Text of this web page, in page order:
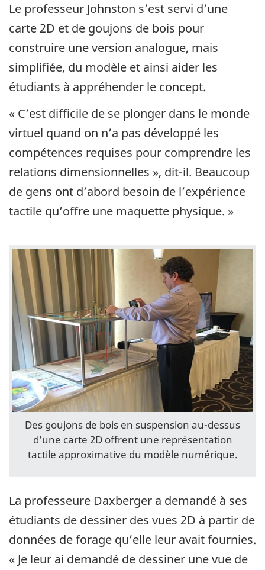
Le professeur Johnston s’est servi d’une
carte 2D et de goujons de bois pour
construire une version analogue, mais
simplifiée, du modèle et ainsi aider les
étudiants à appréhender le concept.
« C’est difficile de se plonger dans le monde
virtuel quand on n’a pas développé les
compétences requises pour comprendre les
relations dimensionnelles », dit-il. Beaucoup
de gens ont d’abord besoin de l’expérience
tactile qu’offre une maquette physique. »
Des goujons de bois en suspension au-dessus
d’une carte 2D offrent une représentation
tactile approximative du modèle numérique.
La professeure Daxberger a demandé à ses
étudiants de dessiner des vues 2D à partir de
données de forage qu’elle leur avait fournies.
« Je leur ai demandé de dessiner une vue de